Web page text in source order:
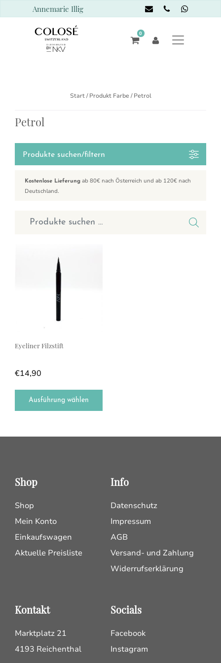
Annemarie Illig
0
Start/ Produkt Farbe / Petrol
Petrol
Produkte suchen/filtern
Kostenlose Lieferung ab 80€ nach Österreich und ab 120€ nach
Deutschland.
Suchen nach:
Eyeliner Filzstift
€14,90
Ausführung wählen
Shop
Shop
Mein Konto
Einkaufswagen
Aktuelle Preisliste
Info
Datenschutz
Impressum
AGB
Versand- und Zahlung
Widerrufserklärung
Kontakt
Marktplatz 21
4193 Reichenthal
Socials
Facebook
Instagram